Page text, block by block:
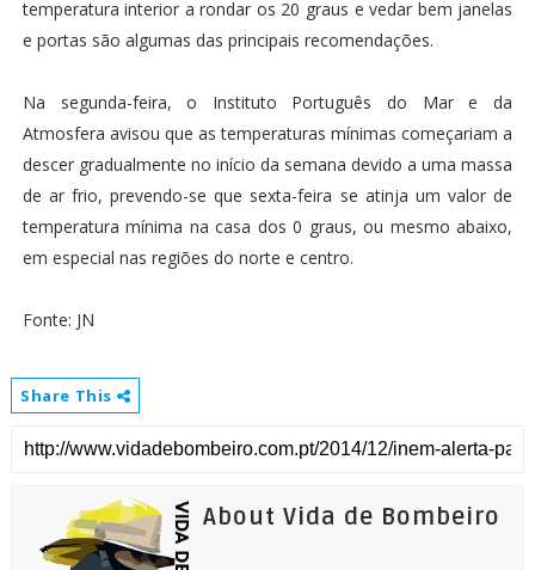
temperatura interior a rondar os 20 graus e vedar bem janelas
e portas são algumas das principais recomendações.
Na segunda-feira, o Instituto Português do Mar e da
Atmosfera avisou que as temperaturas mínimas começariam a
descer gradualmente no início da semana devido a uma massa
de ar frio, prevendo-se que sexta-feira se atinja um valor de
temperatura mínima na casa dos 0 graus, ou mesmo abaixo,
em especial nas regiões do norte e centro.
Fonte: JN
Share This
About Vida de Bombeiro